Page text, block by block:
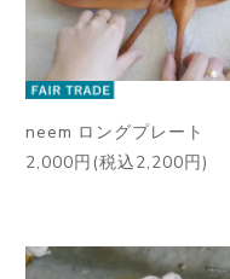
neem ロングプレート
2,000円(税込2,200円)